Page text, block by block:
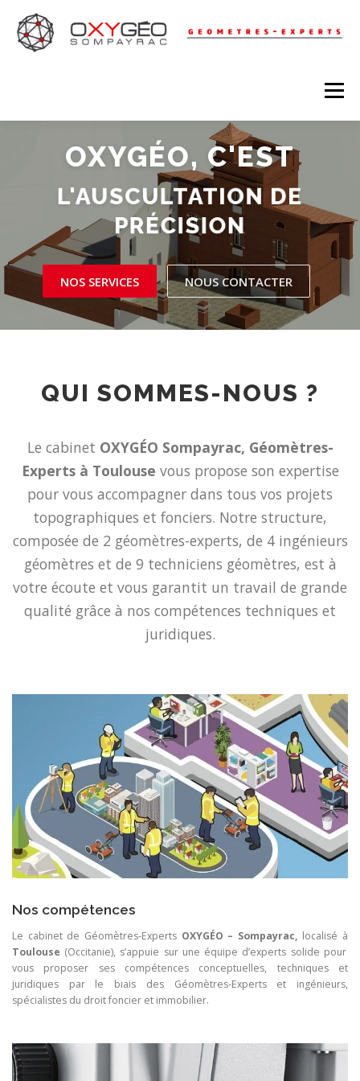
contenu
Menu
RÉSEAUX ACQUISITION 3D
TOPOGRAPHIE – FONCIER LEVÉ D’ARCHITECTURE
URBANISME COPROPRIÉTÉ
OXYGÉO, C'EST
L'AUSCULTATION DE
PRÉCISION
NOS SERVICES NOUS CONTACTER
QUI SOMMES-NOUS ?
Le cabinet OXYGÉO Sompayrac, Géomètres-
Experts à Toulouse vous propose son expertise
pour vous accompagner dans tous vos projets
topographiques et fonciers. Notre structure,
composée de 2 géomètres-experts, de 4 ingénieurs
géomètres et de 9 techniciens géomètres, est à
votre écoute et vous garantit un travail de grande
qualité grâce à nos compétences techniques et
juridiques.
Nos compétences
Le cabinet de Géomètres-ExpertsOXYGÉO – Sompayrac, localisé à
Toulouse (Occitanie), s’appuie sur une équipe d’experts solide pour
vous proposer ses compétences conceptuelles, techniques et
juridiques par le biais des Géomètres-Experts et ingénieurs,
spécialistes du droit foncier et immobilier.